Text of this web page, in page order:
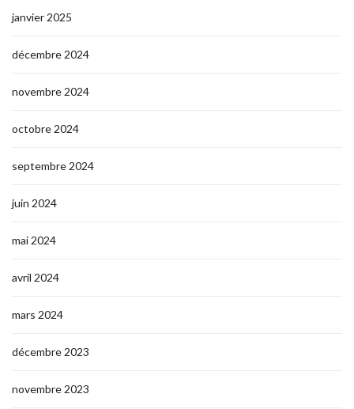
janvier 2025
décembre 2024
novembre 2024
octobre 2024
septembre 2024
juin 2024
mai 2024
avril 2024
mars 2024
décembre 2023
novembre 2023